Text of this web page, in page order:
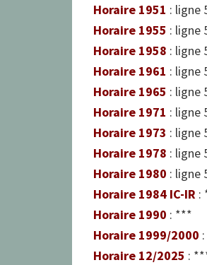
Horaire 1951 : ligne
Horaire 1955 : ligne
Horaire 1958 : ligne
Horaire 1961 : ligne
Horaire 1965 : ligne
Horaire 1971 : ligne
Horaire 1973 : ligne
Horaire 1978 : ligne
Horaire 1980 : ligne
Horaire 1984 IC-IR :
Horaire 1990 : ***
Horaire 1999/2000
Horaire 12/2025 :